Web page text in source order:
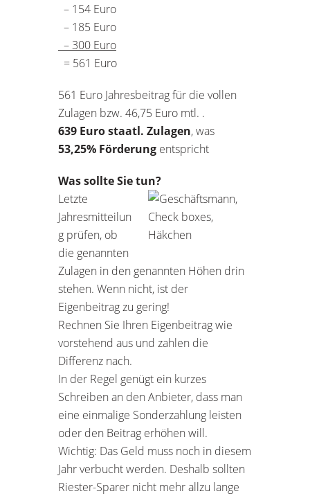
– 154 Euro
– 185 Euro
– 300 Euro
= 561 Euro
561 Euro Jahresbeitrag für die vollen
Zulagen bzw. 46,75 Euro mtl. .
639 Euro staatl. Zulagen, was
53,25% Förderung entspricht
Was sollte Sie tun?
Letzte
Jahresmitteilun
g prüfen, ob
die genannten
Zulagen in den genannten Höhen drin
stehen. Wenn nicht, ist der
Eigenbeitrag zu gering!
Rechnen Sie Ihren Eigenbeitrag wie
vorstehend aus und zahlen die
Differenz nach.
In der Regel genügt ein kurzes
Schreiben an den Anbieter, dass man
eine einmalige Sonderzahlung leisten
oder den Beitrag erhöhen will.
Wichtig: Das Geld muss noch in diesem
Jahr verbucht werden. Deshalb sollten
Riester-Sparer nicht mehr allzu lange